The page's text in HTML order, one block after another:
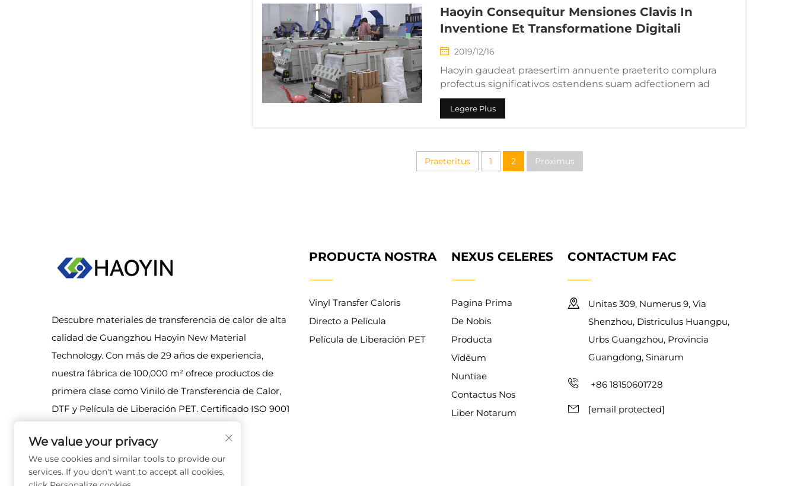
Haoyin Consequitur Mensiones Clavis In
Inventione Et Transformatione Digitali
2019/12/16
Haoyin gaudeat praesertim annuente praeterito complura
profectus significativos ostendens suam adfectionem ad
inventionem, ad efficaciam et progressum technologicum. 🏆
Eminentissime, domus principalis societatis ornata est
Legere Plus
Praeteritus 1 2 Proximus
Descubre materiales de transferencia de calor de alta
calidad de Guangzhou Haoyin New Material
Technology. Con más de 29 años de experiencia,
nuestra fábrica de 100,000 m² ofrece productos de
primera clase como Vinilo de Transferencia de Calor,
DTF y Película de Liberación PET. Certificado ISO 9001
PRODUCTA NOSTRA
Vinyl Transfer Caloris
Directo a Película
Película de Liberación PET
NEXUS CELERES
Pagina Prima
De Nobis
Producta
Vīdēum
Nuntiae
Contactus Nos
Liber Notarum
CONTACTUM FAC
Unitas 309, Numerus 9, Via
Shenzhou, Districulus Huangpu,
Urbs Guangzhou, Provincia
Guangdong, Sinarum
+86 18150601728
[email protected]
We value your privacy
We use cookies and similar tools to provide our
services. If you don't want to accept all cookies,